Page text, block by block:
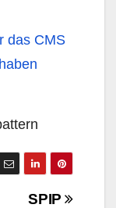
das CMS
SPIP